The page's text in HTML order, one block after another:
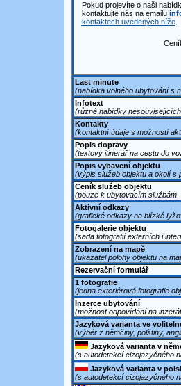
Pokud projevíte o naši
kontaktujte nás na emailu
kontaktech uvedených níže.
Last minute
(nabídka volného ubytování s
Infotext
(různé nabídky
Kontakty
(kontaktní údaje s možností
Popis dopravy
(textový itinerář na cestu do
Popis vybavení objektu
(výpis služeb objektu a okolí s
Ceník služeb objektu
(pouze k ubytovacím službám
Aktivní odkazy
(grafické odkazy na blízké
Fotogalerie objektu
(sada fotografií externích i
Zobrazení na mapě
(ukazatel polohy objektu na
Rezervační formulář
1 fotografie
(jedna exteriérová fotografie
Inzerce ubytování
(možnost odpovídání na
Jazyková varianta ve
(výběr z němčiny, polštiny,
Jazyková varianta v
(s autodetekcí cizojazyčného
Jazyková varianta v
(s autodetekcí cizojazyčného